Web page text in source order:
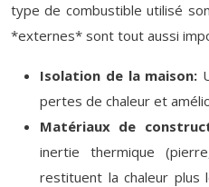
type de combustible utilisé
*externes* sont tout aussi
Isolation de la maison:
pertes de chaleur et
Matériaux de
inertie thermique
restituent la chaleur plus